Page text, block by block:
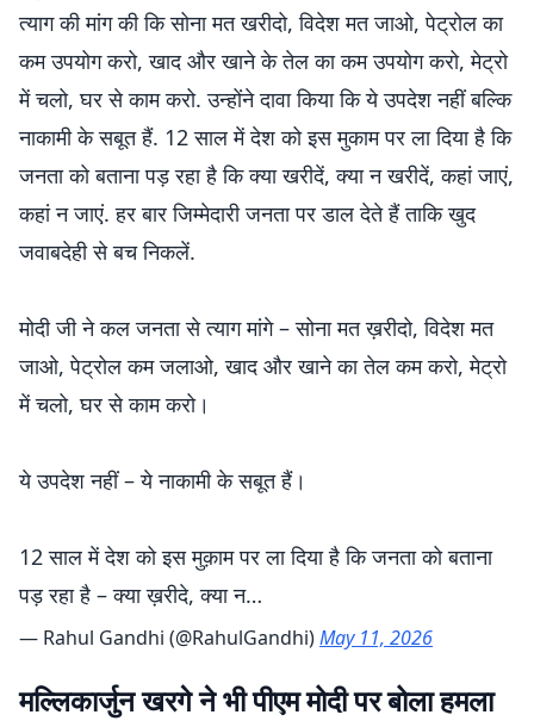
त्याग की मांग की कि सोना मत खरीदो, विदेश मत जाओ, पेट्रोल का
कम उपयोग करो, खाद और खाने के तेल का कम उपयोग करो, मेट्रो
में चलो, घर से काम करो. उन्होंने दावा किया कि ये उपदेश नहीं बल्कि
नाकामी के सबूत हैं. 12 साल में देश को इस मुकाम पर ला दिया है कि
जनता को बताना पड़ रहा है कि क्या खरीदें, क्या न खरीदें, कहां जाएं,
कहां न जाएं. हर बार जिम्मेदारी जनता पर डाल देते हैं ताकि खुद
जवाबदेही से बच निकलें.
मोदी जी ने कल जनता से त्याग मांगे – सोना मत ख़रीदो, विदेश मत
जाओ, पेट्रोल कम जलाओ, खाद और खाने का तेल कम करो, मेट्रो
में चलो, घर से काम करो।
ये उपदेश नहीं – ये नाकामी के सबूत हैं।
12 साल में देश को इस मुक़ाम पर ला दिया है कि जनता को बताना
पड़ रहा है – क्या ख़रीदे, क्या न…
— Rahul Gandhi (@RahulGandhi)May 11, 2026
मल्लिकार्जुन खरगे ने भी पीएम मोदी पर बोला हमला